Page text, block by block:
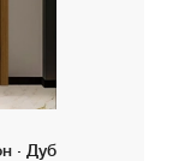
· Дуб